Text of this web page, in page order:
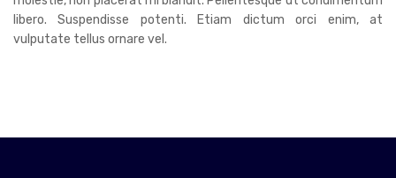
libero. Suspendisse potenti. Etiam dictum orci enim, at
vulputate tellus ornare vel.